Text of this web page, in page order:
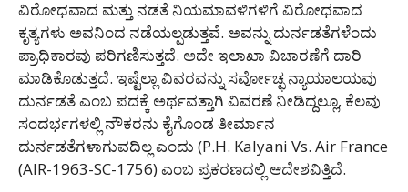
ವಿರೋಧವಾದ ಮತ್ತು ನಡತೆ ನಿಯಮಾವಳಿಗಳಿಗೆ ವಿರೋಧವಾದ
ಕೃತ್ಯಗಳು ಅವನಿಂದ ನಡೆಯಲ್ಪಡುತ್ತವೆ. ಅವನ್ನು ದುರ್ನಡತೆಗಳೆಂದು
ಪ್ರಾಧಿಕಾರವು ಪರಿಗಣಿಸುತ್ತದೆ. ಅದೇ ಇಲಾಖಾ ವಿಚಾರಣೆಗೆ ದಾರಿ
ಮಾಡಿಕೊಡುತ್ತದೆ. ಇಷ್ಟೆಲ್ಲಾ ವಿವರವನ್ನು ಸರ್ವೋಚ್ಛ ನ್ಯಾಯಾಲಯವು
ದುರ್ನಡತೆ ಎಂಬ ಪದಕ್ಕೆ ಅರ್ಥವತ್ತಾಗಿ ವಿವರಣೆ ನೀಡಿದ್ದಲ್ಲೂ, ಕೆಲವು
ಸಂದರ್ಭಗಳಲ್ಲಿ ನೌಕರನು ಕೈಗೊಂಡ ತೀರ್ಮಾನ
ದುರ್ನಡತೆಗಳಾಗುವದಿಲ್ಲ ಎಂದು (P.H. Kalyani Vs. Air France
(AIR-1963-SC-1756) ಎಂಬ ಪ್ರಕರಣದಲ್ಲಿ ಆದೇಶವಿತ್ತಿದೆ.